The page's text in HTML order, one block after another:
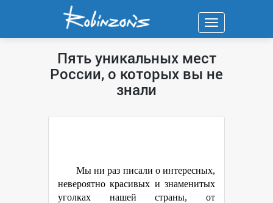
Навигация
Пять уникальных мест
России, о которых вы не
знали
Мы ни раз писали о интересных,
невероятно красивых и знаменитых
уголках нашей страны, от